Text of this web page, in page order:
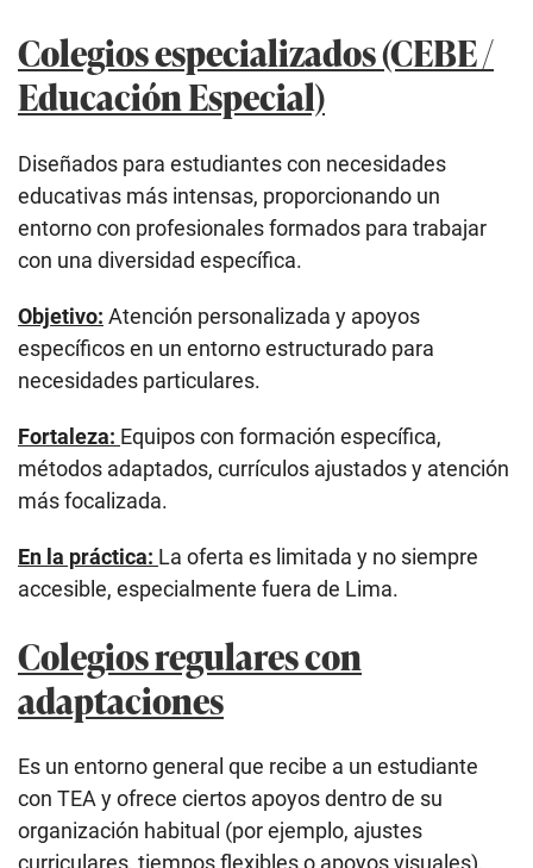
Colegios especializados (CEBE /
Educación Especial)
Diseñados para estudiantes con necesidades
educativas más intensas, proporcionando un
entorno con profesionales formados para trabajar
con una diversidad específica.
Objetivo: Atención personalizada y apoyos
específicos en un entorno estructurado para
necesidades particulares.
Fortaleza: Equipos con formación específica,
métodos adaptados, currículos ajustados y atención
más focalizada.
En la práctica: La oferta es limitada y no siempre
accesible, especialmente fuera de Lima.
Colegios regulares con
adaptaciones
Es un entorno general que recibe a un estudiante
con TEA y ofrece ciertos apoyos dentro de su
organización habitual (por ejemplo, ajustes
curriculares, tiempos flexibles o apoyos visuales).